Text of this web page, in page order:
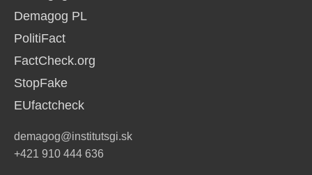
Demagog PL
PolitiFact
FactCheck.org
StopFake
EUfactcheck
demagog@institutsgi.sk
+421 910 444 636